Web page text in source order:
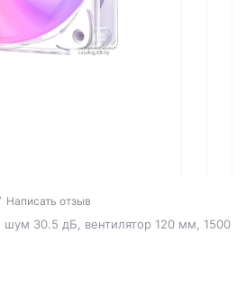
Написать отзыв
шум 30.5 дБ, вентилятор 120 мм, 1500